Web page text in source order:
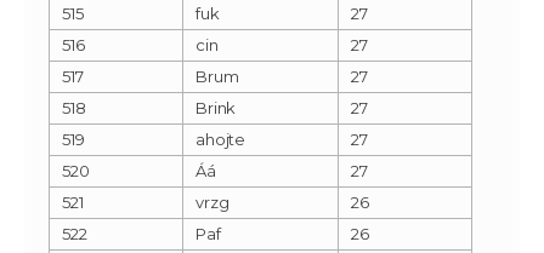
515
fuk
27
516
cin
27
517
Brum
27
518
Brink
27
519
ahojte
27
520
Áá
27
521
vrzg
26
522
Paf
26